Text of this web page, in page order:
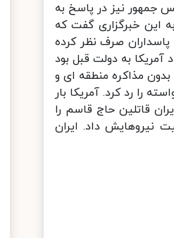
نیز در پاسخ به
خبرگزاری گفت که
صرف نظر کرده
به دولت قبل بود
مذاکره منطقه ای و
خواسته را رد کرد. آمریکا بار
قاتلین حاج قاسم را
نیروهایش داد. ایران